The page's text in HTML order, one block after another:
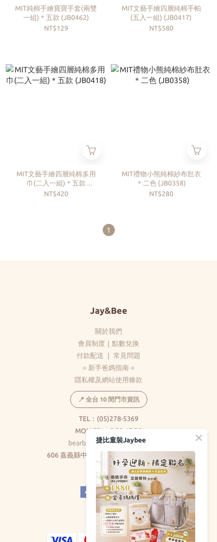
MIT純棉手繪寶寶手套(兩雙
一組)＊五款 (JB0462)
NT$129
MIT文藝手繪四層純棉手帕
(五入一組) (JB0417)
NT$580
MIT文藝手繪四層純棉多用
巾(二入一組)＊五款
(JB0418)
NT$420
MIT禮物小熊純棉紗布肚衣
＊二色 (JB0358)
NT$280
1
Jay&Bee
關於我們
會員制度 ｜ 點數兌換
付款配送 ｜ 常見問題
⟡ 新手爸媽指南 ⟡
隱私權及網站使用條款
📍 全台 10 間門市資訊
TEL：(05)278-5369
MON-FRI：8:30-17:30
bearbear0520@gmail.com
606 嘉義縣中埔鄉和美村大義路326巷5號
( 不對外開放 )
捷比童裝Jaybee